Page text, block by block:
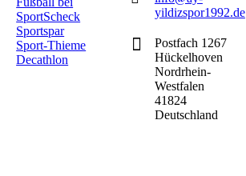
SportScheck
Sportspar
Sport-Thieme
Decathlon
yildizspor1992.de
Postfach 1267
Hückelhoven
Nordrhein-
Westfalen
41824
Deutschland